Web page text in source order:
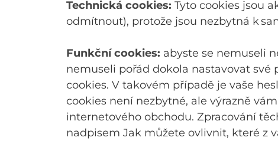
Technická cookies: Tyto cookies jsou
odmítnout), protože jsou nezbytná k
Funkční cookies: abyste se nemuseli
nemuseli pořád dokola nastavovat
cookies. V takovém případě je vaše
cookies není nezbytné, ale výrazně
internetového obchodu. Zpracování
nadpisem Jak můžete ovlivnit, které z